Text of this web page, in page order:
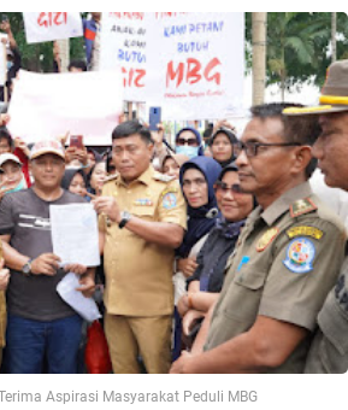
Aspirasi Masyarakat Peduli MBG